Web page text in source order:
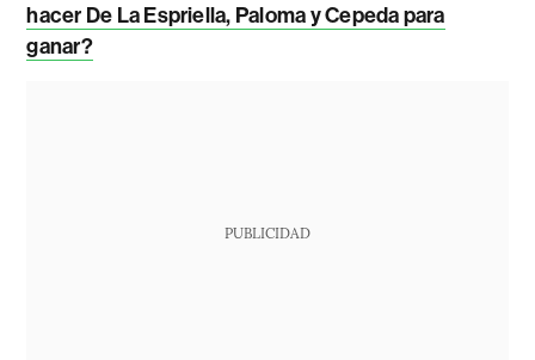
hacer De La Espriella, Paloma y Cepeda para
ganar?
PUBLICIDAD